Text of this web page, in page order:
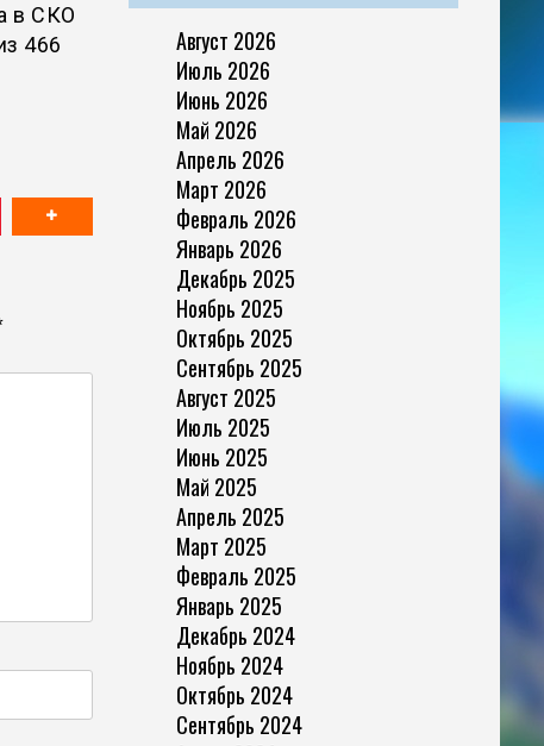
в СКО
466
Август 2026
Июль 2026
Июнь 2026
Май 2026
Апрель 2026
Март 2026
Февраль 2026
Январь 2026
Декабрь 2025
Ноябрь 2025
Октябрь 2025
Сентябрь 2025
Август 2025
Июль 2025
Июнь 2025
Май 2025
Апрель 2025
Март 2025
Февраль 2025
Январь 2025
Декабрь 2024
Ноябрь 2024
Октябрь 2024
Сентябрь 2024